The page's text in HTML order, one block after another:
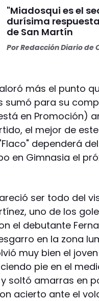
"Miadosqui es el
durísima
de San Martín
PorRedacción Diario de
más el punto
sumó para su
en Promoción)
el mejor de
dependerá
en Gimnasia el
ser todo del
uno de los
el debutante
en la zona
muy bien el
pie en el
soltó amarras en
acierto ante el